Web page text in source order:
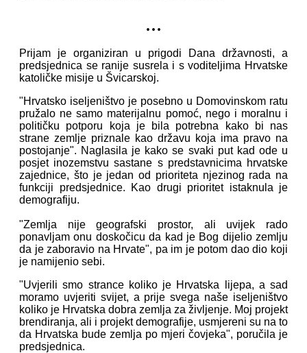
...
Prijam je organiziran u prigodi Dana državnosti, a
predsjednica se ranije susrela i s voditeljima Hrvatske
katoličke misije u Švicarskoj.
"Hrvatsko iseljeništvo je posebno u Domovinskom ratu
pružalo ne samo materijalnu pomoć, nego i moralnu i
političku potporu koja je bila potrebna kako bi nas
strane zemlje priznale kao državu koja ima pravo na
postojanje". Naglasila je kako se svaki put kad ode u
posjet inozemstvu sastane s predstavnicima hrvatske
zajednice, što je jedan od prioriteta njezinog rada na
funkciji predsjednice. Kao drugi prioritet istaknula je
demografiju.
"Zemlja nije geografski prostor, ali uvijek rado
ponavljam onu doskočicu da kad je Bog dijelio zemlju
da je zaboravio na Hrvate", pa im je potom dao dio koji
je namijenio sebi.
"Uvjerili smo strance koliko je Hrvatska lijepa, a sad
moramo uvjeriti svijet, a prije svega naše iseljeništvo
koliko je Hrvatska dobra zemlja za življenje. Moj projekt
brendiranja, ali i projekt demografije, usmjereni su na to
da Hrvatska bude zemlja po mjeri čovjeka", poručila je
predsjednica.